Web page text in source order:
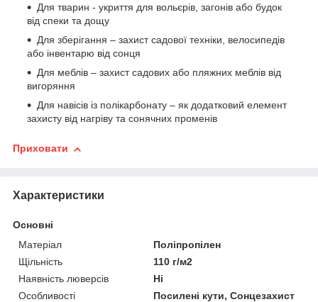
Для тварин - укриття для вольєрів, загонів або будок
від спеки та дощу
Для зберігання – захист садової техніки, велосипедів
або інвентарю від сонця
Для меблів – захист садових або пляжних меблів від
вигоряння
Для навісів із полікарбонату – як додатковий елемент
захисту від нагріву та сонячних променів
Приховати
Характеристики
Основні
Матеріал
Поліпропілен
Щільність
110 г/м2
Наявність люверсів
Ні
Особливості
Посилені кути, Сонцезахист